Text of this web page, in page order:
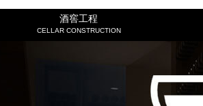
酒窖工程
CELLAR CONSTRUCTION